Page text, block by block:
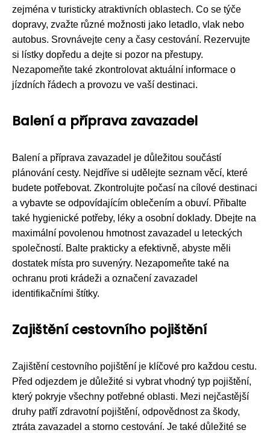
zejména v turisticky atraktivních oblastech. Co se týče
dopravy, zvažte různé možnosti jako letadlo, vlak nebo
autobus. Srovnávejte ceny a časy cestování. Rezervujte
si lístky dopředu a dejte si pozor na přestupy.
Nezapomeňte také zkontrolovat aktuální informace o
jízdních řádech a provozu ve vaší destinaci.
Balení a příprava zavazadel
Balení a příprava zavazadel je důležitou součástí
plánování cesty. Nejdříve si udělejte seznam věcí, které
budete potřebovat. Zkontrolujte počasí na cílové destinaci
a vybavte se odpovídajícím oblečením a obuví. Přibalte
také hygienické potřeby, léky a osobní doklady. Dbejte na
maximální povolenou hmotnost zavazadel u leteckých
společností. Balte prakticky a efektivně, abyste měli
dostatek místa pro suvenýry. Nezapomeňte také na
ochranu proti krádeži a označení zavazadel
identifikačními štítky.
Zajištění cestovního pojištění
Zajištění cestovního pojištění je klíčové pro každou cestu.
Před odjezdem je důležité si vybrat vhodný typ pojištění,
který pokryje všechny potřebné oblasti. Mezi nejčastější
druhy patří zdravotní pojištění, odpovědnost za škody,
ztráta zavazadel a storno cestování. Je také důležité se